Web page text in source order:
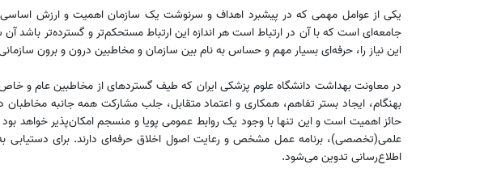
یکی از عوامل مهمی که در پیشبرد اهداف و سرنوشت یک سازمان اهمیت و ارزش اساسی
جامعه‌ای است که با آن در ارتباط است هر اندازه این ارتباط مستحکم‌تر و گسترده‌تر باشد
این نیاز را، حرفه‌ای بسیار مهم و حساس به نام بین سازمان و مخاطبین درون و برون
در معاونت بهداشت دانشگاه علوم پزشکی ایران که طیف گستردهای از مخاطبین عام و خاص
بهنگام، ایجاد بستر تفاهم، همکاری و اعتماد متقابل، جلب مشارکت همه جانبه
حائز اهمیت است و این تنها با وجود یک روابط عمومی پویا و منسجم امکان‌پذیر خواهد
علمی(تخصصی)، برنامه عمل مشخص و رعایت اصول اخلاق حرفه‌ای دارند. برای دستیابی
اطلاع‌رسانی تدوین می‌شود.